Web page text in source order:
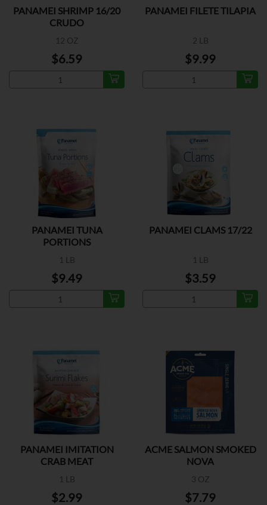
PANAMEI SHRIMP 16/20
CRUDO
12 OZ
$6.59
PANAMEI FILETE TILAPIA
2 LB
$9.99
PANAMEI TUNA
PORTIONS
1 LB
$9.49
PANAMEI CLAMS 17/22
1 LB
$3.59
PANAMEI IMITATION
CRAB MEAT
1 LB
$2.99
ACME SALMON SMOKED
NOVA
3 OZ
$7.79